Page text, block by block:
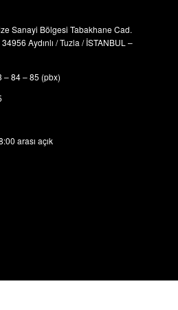
Sanayi Bölgesi Tabakhane Cad.
Aydınlı / Tuzla / İSTANBUL –
– 84 – 85 (pbx)
arası açık